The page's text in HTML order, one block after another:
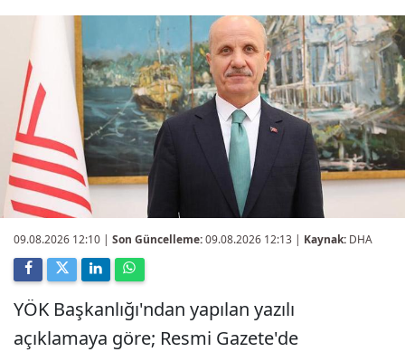
09.08.2026 12:10 | Son Güncelleme:09.08.2026 12:13 | Kaynak: DHA
YÖK Başkanlığı'ndan yapılan yazılı
açıklamaya göre; Resmi Gazete'de